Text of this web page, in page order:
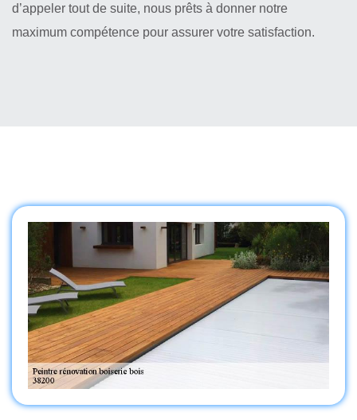
d’appeler tout de suite, nous prêts à donner notre
maximum compétence pour assurer votre satisfaction.